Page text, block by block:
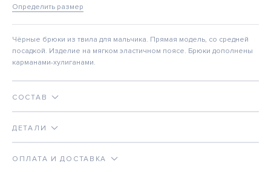
Определить размер
Чёрные брюки из твила для мальчика. Прямая модель, со средней
посадкой. Изделие на мягком эластичном поясе. Брюки дополнены
карманами-хулиганами.
СОСТАВ
ДЕТАЛИ
ОПЛАТА И ДОСТАВКА